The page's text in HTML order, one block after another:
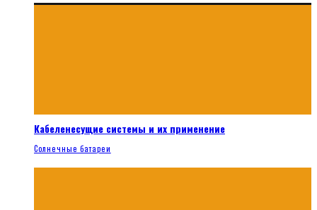
Кабеленесущие системы и их применение
Солнечные батареи